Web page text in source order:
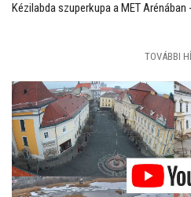
Kézilabda szuperkupa a MET
TOVÁBBI